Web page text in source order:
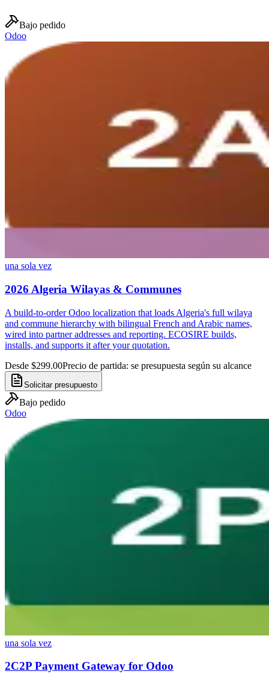
Bajo pedido
Odoo
una sola vez
2026 Algeria Wilayas & Communes
A build-to-order Odoo localization that loads Algeria's full wilaya
and commune hierarchy with bilingual French and Arabic names,
wired into partner addresses and reporting. ECOSIRE builds,
installs, and supports it after your quotation.
Desde $299.00Precio de partida: se presupuesta según su alcance
Solicitar presupuesto
Bajo pedido
Odoo
una sola vez
2C2P Payment Gateway for Odoo